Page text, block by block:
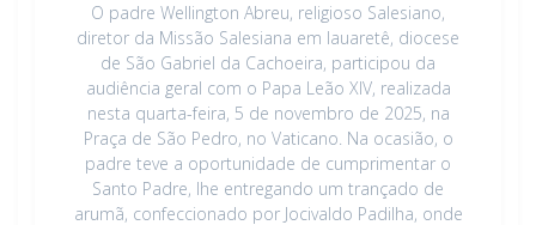
O padre Wellington Abreu, religioso Salesiano,
diretor da Missão Salesiana em Iauaretê, diocese
de São Gabriel da Cachoeira, participou da
audiência geral com o Papa Leão XIV, realizada
nesta quarta-feira, 5 de novembro de 2025, na
Praça de São Pedro, no Vaticano. Na ocasião, o
padre teve a oportunidade de cumprimentar o
Santo Padre, lhe entregando um trançado de
arumã, confeccionado por Jocivaldo Padilha, onde